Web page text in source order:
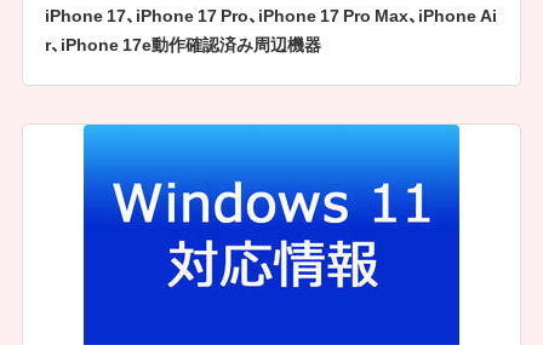
iPhone 17、iPhone 17 Pro、iPhone 17 Pro Max、iPhone Ai
r、iPhone 17e動作確認済み周辺機器